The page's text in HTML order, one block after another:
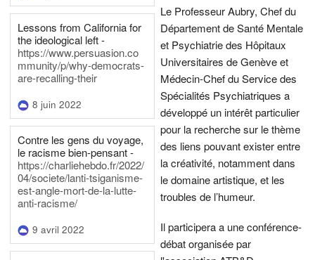
Lessons from California for
the ideological left -
https://www.persuasion.co
mmunity/p/why-democrats-
are-recalling-their
8 juin 2022
Contre les gens du voyage,
le racisme bien-pensant -
https://charliehebdo.fr/2022/
04/societe/lanti-tsiganisme-
est-angle-mort-de-la-lutte-
anti-racisme/
9 avril 2022
Le Professeur Aubry, Chef du
Département de Santé Mentale
et Psychiatrie des Hôpitaux
Universitaires de Genève et
Médecin-Chef du Service des
Spécialités Psychiatriques a
développé un intérêt particulier
pour la recherche sur le thème
des liens pouvant exister entre
la créativité, notamment dans
le domaine artistique, et les
troubles de l’humeur.
Il participera a une conférence-
débat organisée par